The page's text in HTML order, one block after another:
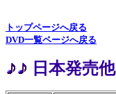
トップページへ戻る
DVD一覧ページへ戻る
日本発売他